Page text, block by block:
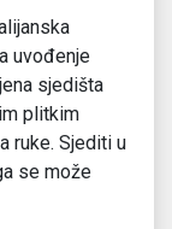
uvođenje
sjedišta
plitkim
ruke. Sjediti u
se može